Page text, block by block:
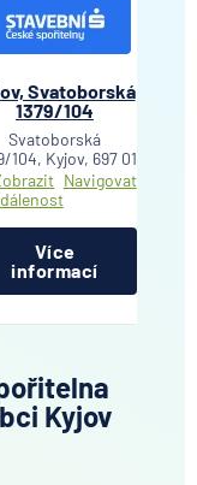
Svatoborská
1379/104
Svatoborská
104, Kyjov, 697 01
Navigovat
Více
informací
Kyjov